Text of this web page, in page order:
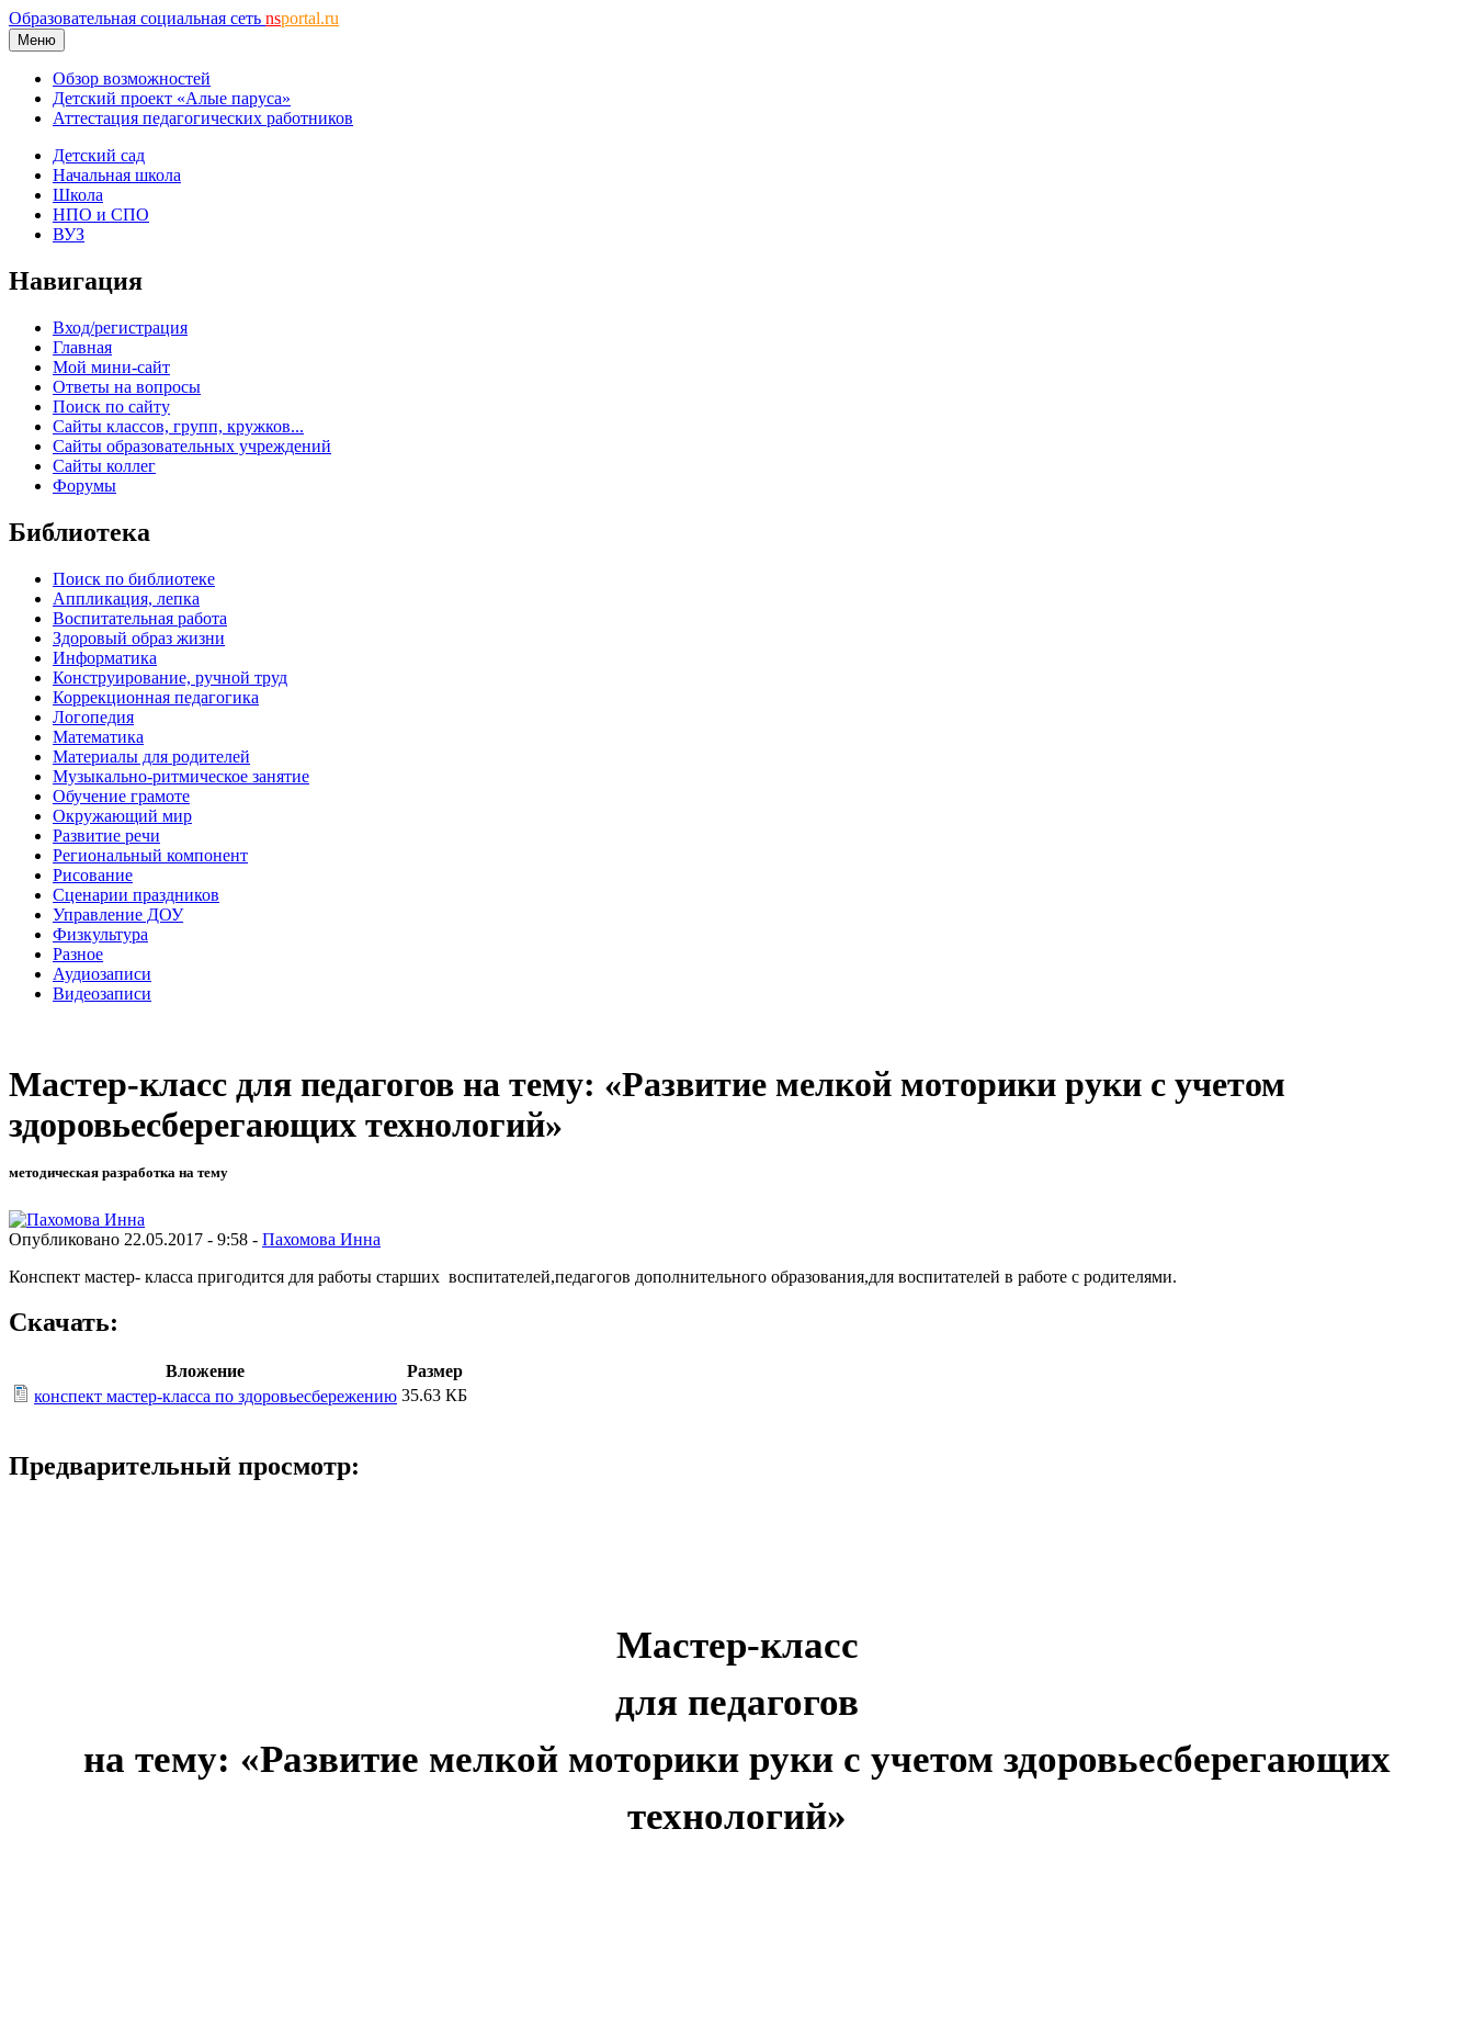
Образовательная социальная сеть nsportal.ru
Меню
Обзор возможностей
Детский проект «Алые паруса»
Аттестация педагогических работников
Детский сад
Начальная школа
Школа
НПО и СПО
ВУЗ
Навигация
Вход/регистрация
Главная
Мой мини-сайт
Ответы на вопросы
Поиск по сайту
Сайты классов, групп, кружков...
Сайты образовательных учреждений
Сайты коллег
Форумы
Библиотека
Поиск по библиотеке
Аппликация, лепка
Воспитательная работа
Здоровый образ жизни
Информатика
Конструирование, ручной труд
Коррекционная педагогика
Логопедия
Математика
Материалы для родителей
Музыкально-ритмическое занятие
Обучение грамоте
Окружающий мир
Развитие речи
Региональный компонент
Рисование
Сценарии праздников
Управление ДОУ
Физкультура
Разное
Аудиозаписи
Видеозаписи
Мастер-класс для педагогов на тему: «Развитие мелкой моторики руки с учетом
здоровьесберегающих технологий»
методическая разработка на тему
Опубликовано 22.05.2017 - 9:58 - Пахомова Инна
Конспект мастер- класса пригодится для работы старших воспитателей,педагогов дополнительного образования,для воспитателей в работе с родителями.
Скачать:
Вложение
Размер
конспект мастер-класса по здоровьесбережению 35.63 КБ
Предварительный просмотр:
Мастер-класс
для педагогов
на тему: «Развитие мелкой моторики руки с учетом здоровьесберегающих
технологий»